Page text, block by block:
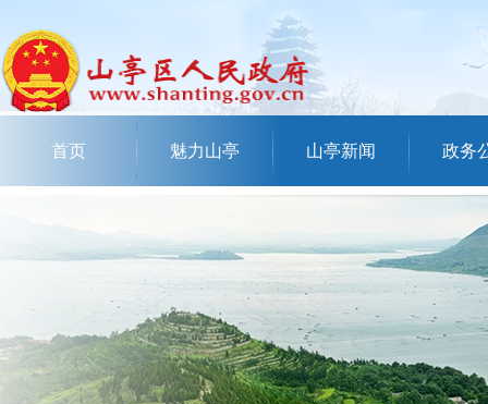
首页 魅力山亭 山亭新闻 政务